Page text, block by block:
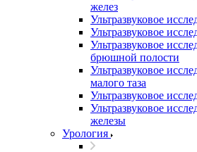
желез
Ультразвуковое
Ультразвуковое
Ультразвуковое
брюшной полости
Ультразвуковое
малого таза
Ультразвуковое
Ультразвуковое
железы
Урология